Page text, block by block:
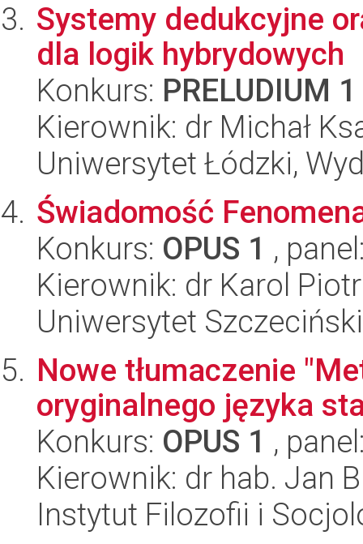
Systemy dedukcyjne
dla logik hybrydowych
Konkurs: PRELUDIUM 1
Kierownik: dr Michał
Uniwersytet Łódzki,
Świadomość
Konkurs: OPUS 1 ,
Kierownik: dr Karol
Uniwersytet Szczeciński
Nowe tłumaczenie
oryginalnego języka
Konkurs: OPUS 1 ,
Kierownik: dr hab. Jan
Instytut Filozofii i